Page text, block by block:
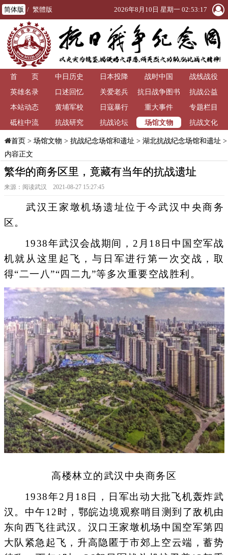
简体版 / 繁體版 2026年8月10日 星期一 02:53:18
首 页 中日历史 日本投降 战时中国
战线战役
英雄名录
口述回忆 关爱老兵
抗日战争图书
馆
抗战公益
本站动态
黄埔军校 日寇暴行 重大事件
专题栏目
砥柱中流
抗战研究 抗战论坛 场馆文物 抗战文化
首页> 场馆文物 > 抗战纪念场馆和遗址 > 湖北抗战纪念场馆和遗址 >
内容正文
繁华的商务区里，竟藏有当年的抗战遗址
来源：阅读武汉 2021-08-27 15:27:45
武汉王家墩机场遗址位于今武汉中央商务
区。
1938年武汉会战期间，2月18日中国空军战
机就从这里起飞，与日军进行第一次交战，取
得“二一八”“四二九”等多次重要空战胜利。
高楼林立的武汉中央商务区
1938年2月18日，日军出动大批飞机轰炸武
汉。中午12时，鄂皖边境观察哨目测到了敌机由
东向西飞往武汉。汉口王家墩机场中国空军第四
大队紧急起飞，升高隐匿于市郊上空云端，蓄势